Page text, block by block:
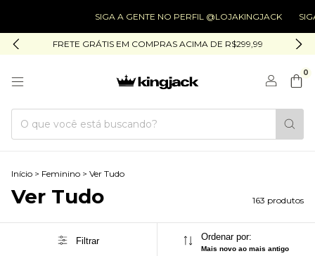
SIGA A GENTE NO PERFIL @LOJAKINGJACK SIGA A GENTE
FRETE GRÁTIS EM COMPRAS ACIMA DE R$299,99
0
Início > Feminino > Ver Tudo
Ver Tudo 163 produtos
Filtrar Ordenar por:
Mais novo ao mais antigo